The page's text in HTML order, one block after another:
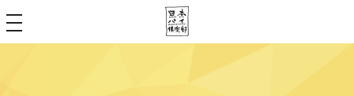
toggle
navigation